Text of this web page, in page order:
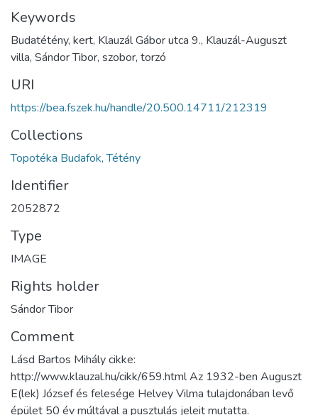
Keywords
Budatétény, kert, Klauzál Gábor utca 9., Klauzál-Auguszt
villa, Sándor Tibor, szobor, torzó
URI
https://bea.fszek.hu/handle/20.500.14711/212319
Collections
Topotéka Budafok, Tétény
Identifier
2052872
Type
IMAGE
Rights holder
Sándor Tibor
Comment
Lásd Bartos Mihály cikke:
http://www.klauzal.hu/cikk/659.html Az 1932-ben Auguszt
E(lek) József és felesége Helvey Vilma tulajdonában levő
épület 50 év múltával a pusztulás jeleit mutatta.